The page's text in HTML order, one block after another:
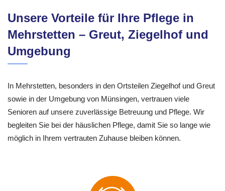
Unsere Vorteile für Ihre Pflege in
Mehrstetten – Greut, Ziegelhof und
Umgebung
In Mehrstetten, besonders in den Ortsteilen Ziegelhof und Greut
sowie in der Umgebung von Münsingen, vertrauen viele
Senioren auf unsere zuverlässige Betreuung und Pflege. Wir
begleiten Sie bei der häuslichen Pflege, damit Sie so lange wie
möglich in Ihrem vertrauten Zuhause bleiben können.